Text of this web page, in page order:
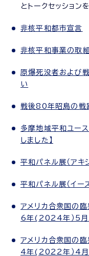
とトークセッション
非核平和都市宣言
非核平和事業の取組
原爆死没者および
い
戦後80年昭島の戦
多摩地域平和ユー
しました】
平和パネル展（アキ
平和パネル展（イー
アメリカ合衆国の
6年(2024年）5月
アメリカ合衆国の
4年(2022年）4月